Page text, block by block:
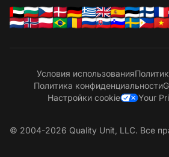
Условия использования
Политика конфиденциальности
Настройки cookie
Your
© 2004-2026 Quality Unit, LLC. Все